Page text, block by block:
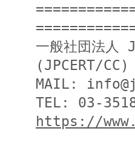
一般社団法人
(JPCERT/CC)
MAIL:
https://